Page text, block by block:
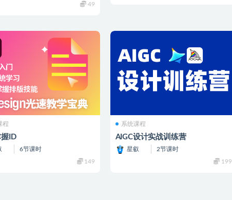
49
程
ID
6节课时
149
系统课程
AIGC设计实战训练营
星叡
2节课时
199